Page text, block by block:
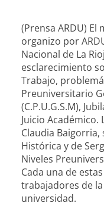
(Prensa ARDU)
organizo por
Nacional de La
esclarecimiento
Trabajo,
Preuniversitario
(C.P.U.G.S.M),
Juicio
Claudia Baigorria,
Histórica y de
Niveles
Cada una de
trabajadores de
universidad.